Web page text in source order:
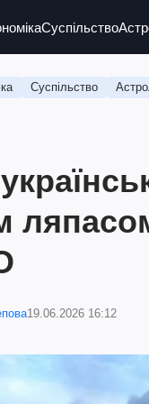
Суспільство
Суспільство
19.06.2026 16:12